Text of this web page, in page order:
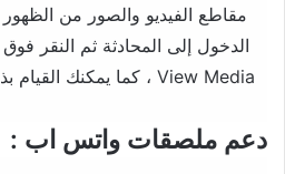
مقاطع الفيديو والصور من
الدخول إلى المحادثة ثم النقر
View Media ، كما يمكنك القيام بذلك مباشرة من الإعدادات
: دعم ملصقات واتس اب